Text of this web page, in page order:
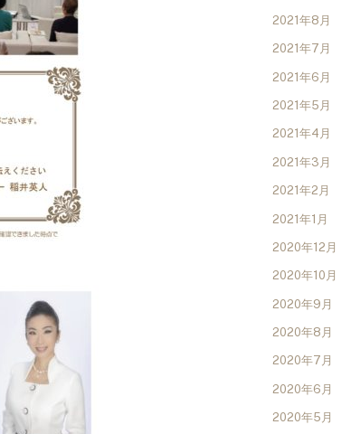
2021年8月
2021年7月
2021年6月
2021年5月
2021年4月
2021年3月
2021年2月
2021年1月
2020年12月
2020年10月
2020年9月
2020年8月
2020年7月
2020年6月
2020年5月